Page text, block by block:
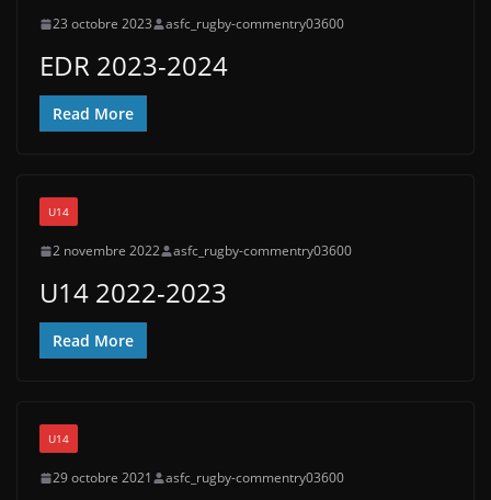
23 octobre 2023 asfc_rugby-commentry03600
EDR 2023-2024
Read More
U14
2 novembre 2022 asfc_rugby-commentry03600
U14 2022-2023
Read More
U14
29 octobre 2021 asfc_rugby-commentry03600